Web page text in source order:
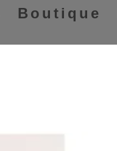
Boutique